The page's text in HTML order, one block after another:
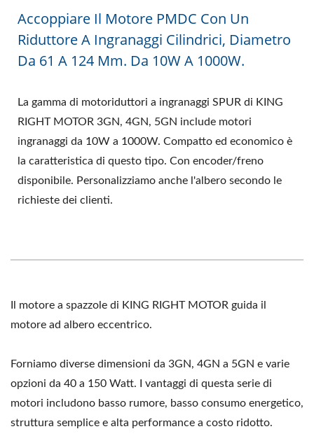
Accoppiare Il Motore PMDC Con Un
Riduttore A Ingranaggi Cilindrici, Diametro
Da 61 A 124 Mm. Da 10W A 1000W.
La gamma di motoriduttori a ingranaggi SPUR di KING
RIGHT MOTOR 3GN, 4GN, 5GN include motori
ingranaggi da 10W a 1000W. Compatto ed economico è
la caratteristica di questo tipo. Con encoder/freno
disponibile. Personalizziamo anche l'albero secondo le
richieste dei clienti.
Il motore a spazzole di KING RIGHT MOTOR guida il
motore ad albero eccentrico.
Forniamo diverse dimensioni da 3GN, 4GN a 5GN e varie
opzioni da 40 a 150 Watt. I vantaggi di questa serie di
motori includono basso rumore, basso consumo energetico,
struttura semplice e alta performance a costo ridotto.